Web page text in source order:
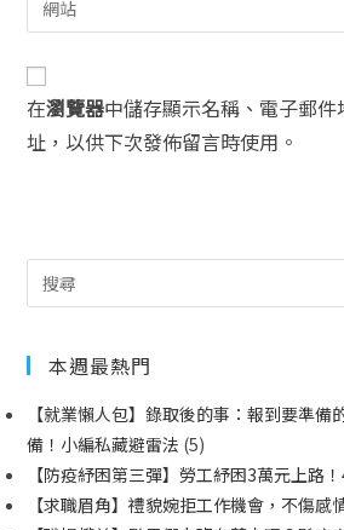
在瀏覽器中儲存顯示名稱、電子郵
址，以供下次發佈留言時使用。
本週最熱門
【就業懶人包】錄取後的事：報到要準備
備！小編私藏避雷法 (5)
【防疫紓困第三彈】勞工紓困3萬元上路
【求職眉角】禮貌婉拒工作機會，不傷感